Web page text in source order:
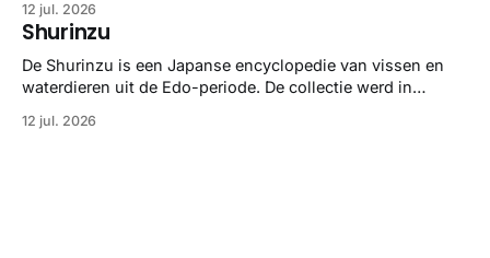
gedetailleerd overzicht van kwallensoorten en hun
taxonomie. Het boek staat bekend om de combinatie van
strikte wetenschap met prachtige, handgetekende
illustraties en kleurendrukplaten van Mayer zelf.
12 jul. 2026
Shurinzu
De Shurinzu is een Japanse encyclopedie van vissen en
waterdieren uit de Edo-periode. De collectie werd in
bekend om verfijnde technieken en bijna driedimensionale
12 jul. 2026